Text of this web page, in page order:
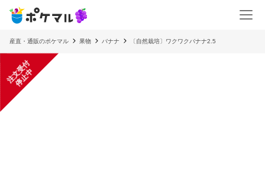
産直・通販のポケマル 果物 バナナ 〔自然栽培〕ワクワクバナナ2.5
注
文
受
付
停
止
中